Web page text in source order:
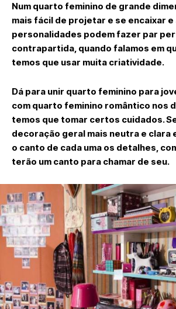
Num quarto feminino de grande
mais fácil de projetar e se encaixar e
personalidades podem fazer par
contrapartida, quando falamos em
temos que usar muita criatividade.
Dá para unir quarto feminino para
com quarto feminino romântico nos
temos que tomar certos cuidados.
decoração geral mais neutra e clara
o canto de cada uma os detalhes,
terão um canto para chamar de seu.